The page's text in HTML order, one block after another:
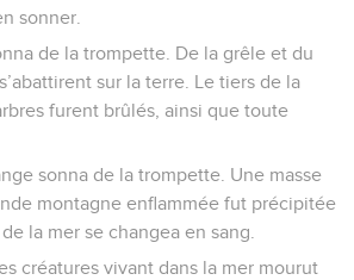
sonner.
de la trompette. De la grêle et du
sur la terre. Le tiers de la
furent brûlés, ainsi que toute
sonna de la trompette. Une masse
montagne enflammée fut précipitée
la mer se changea en sang.
créatures vivant dans la mer mourut